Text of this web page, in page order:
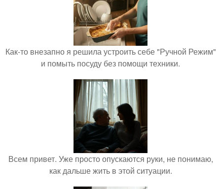
Как-то внезапно я решила устроить себе "Ручной Режим"
и помыть посуду без помощи техники.
Всем привет. Уже просто опускаются руки, не понимаю,
как дальше жить в этой ситуации.